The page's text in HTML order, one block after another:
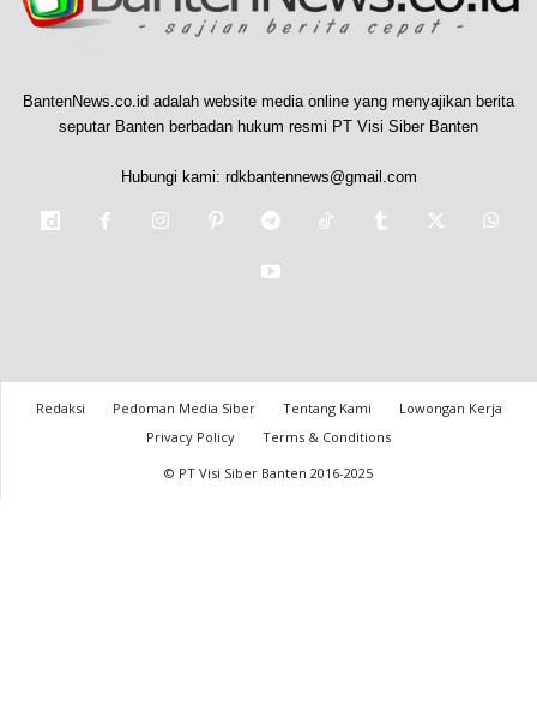
BantenNews.co.id adalah website media online yang menyajikan berita
seputar Banten berbadan hukum resmi PT Visi Siber Banten
Hubungi kami: rdkbantennews@gmail.com
Redaksi Pedoman Media Siber Tentang Kami
Lowongan Kerja
Privacy Policy
Terms & Conditions
© PT Visi Siber Banten 2016-2025